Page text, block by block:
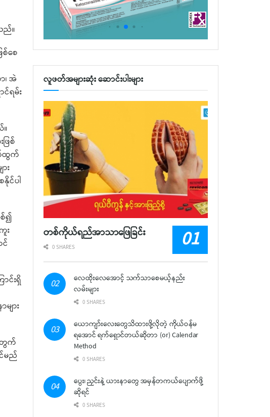
ည်။
စေ
၊ အဲ
ရမ်း
ြစ်
ထွက်
း
င်ပါ
၍
း
င်းရှိ
ျား
တွက်
မည်
လူဖတ်အများဆုံး ဆောင်းပါးများ
တစ်ကိုယ်ရည်အာသာဖြေခြင်း
0 SHARES
လေထိုးလေအောင့် သက်သာစေမယ့်နည်း
လမ်းများ
0 SHARES
ယောကျာ်းလေးတွေသိထားဖို့လိုတဲ့ ကိုယ်ဝန်မ
ရအောင် ရက်ရှောင်တယ်ဆိုတာ (or) Calendar
Method
0 SHARES
ပွေး၊ ညှင်းနဲ့ ယားနာတွေ အမှန်တကယ်ပျောက်ဖို့
ဆိုရင်
0 SHARES